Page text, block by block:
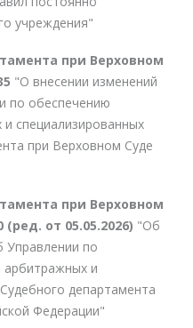
учреждения"
при Верховном
"О внесении изменений
по обеспечению
специализированных
при Верховном Суде
при Верховном
(ред. от 05.05.2026) "Об
по
арбитражных и
департамента
Федерации"